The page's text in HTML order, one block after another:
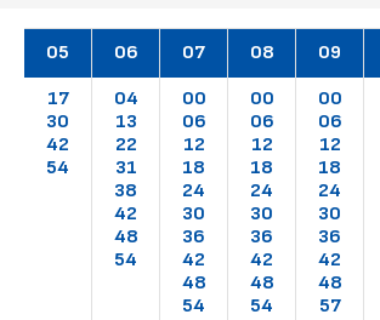
05
17
30
42
54
06
04
13
22
31
38
42
48
54
07
00
06
12
18
24
30
36
42
48
54
08
00
06
12
18
24
30
36
42
48
54
09
00
06
12
18
24
30
36
42
48
57